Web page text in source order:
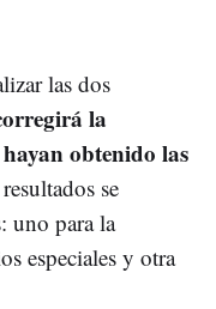
las dos
la
obtenido las
se
uno para la
especiales y otra